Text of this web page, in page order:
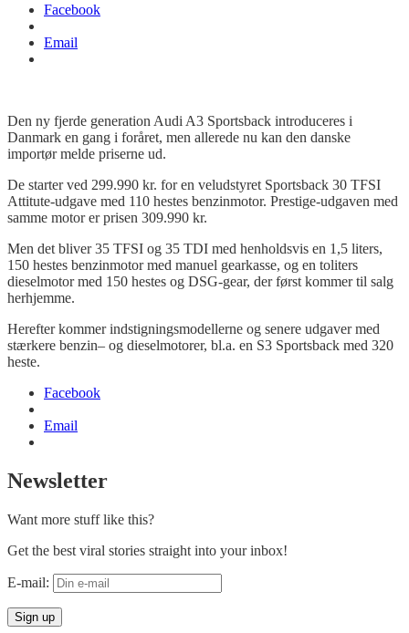
Facebook
Email
Den ny fjerde generation Audi A3 Sportsback introduceres i
Danmark en gang i foråret, men allerede nu kan den danske
importør melde priserne ud.
De starter ved 299.990 kr. for en veludstyret Sportsback 30 TFSI
Attitute-udgave med 110 hestes benzinmotor. Prestige-udgaven med
samme motor er prisen 309.990 kr.
Men det bliver35 TFSI og 35 TDI med henholdsvis en 1,5 liters,
150 hestes benzinmotor med manuel gearkasse, og en toliters
dieselmotor med 150 hestes og DSG-gear, der først kommer til salg
herhjemme.
Herefter kommer indstigningsmodellerne og senere udgaver med
stærkere benzin– og dieselmotorer, bl.a. en S3 Sportsback med 320
heste.
Facebook
Email
Newsletter
Want more stuff like this?
Get the best viral stories straight into your inbox!
E-mail: